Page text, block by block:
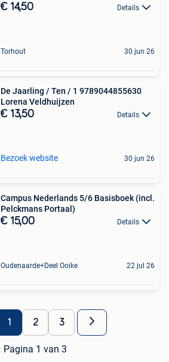
€ 14,50 Details
Torhout 30 jun 26
De Jaarling / Ten / 1 9789044855630
Lorena Veldhuijzen
€ 13,50 Details
Bezoek website 30 jun 26
Campus Nederlands 5/6 Basisboek (incl.
Pelckmans Portaal)
€ 15,00 Details
Oudenaarde+Deel Ooike 22 jul 26
1 2 3
Pagina 1 van 3